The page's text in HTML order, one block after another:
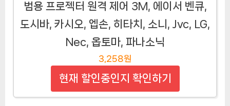
범용 프로젝터 원격 제어 3M, 에이서 벤큐,
도시바, 카시오, 엡손, 히타치, 소니, Jvc, LG,
Nec, 옵토마, 파나소닉
3,258원
현재 할인중인지 확인하기